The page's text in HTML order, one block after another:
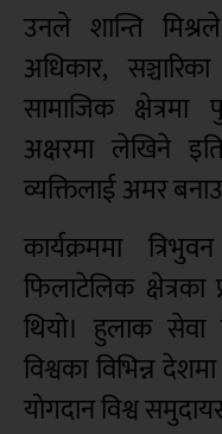
उनले शान्ति
अधिकार,
सामाजिक क्षेत्रमा
अक्षरमा लेखिने
व्यक्तिलाई अमर
कार्यक्रममा
फिलाटेलिक क्षेत्रका
थियो। हुलाक सेवा
विश्वका विभिन्न
योगदान विश्व